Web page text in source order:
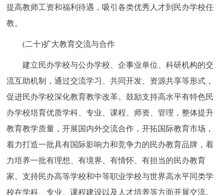
提高教师工资和福利待遇，吸引各类优秀人才到民办学校任
教。
(二十)扩大教育交流与合作
建立民办学校与公办学校、企事业单位、科研机构的交
流互助机制，通过交流学习、共同开发、资源共享等形式，
促进民办学校深化教育教学改革。鼓励支持高水平有特色民
办学校培育优质学科、专业、课程、师资、管理，整体提升
教育教学质量，开展国内外交流合作，开拓国际教育市场，
着力打造一批具有国际影响力和竞争力的民办教育品牌，着
力培养一批有理想、有境界、有情怀、有担当的民办教育
家。支持民办高等学校和中等职业学校与世界高水平同类学
校在学科、专业、课程建设以及人才培养等方面开展交流。